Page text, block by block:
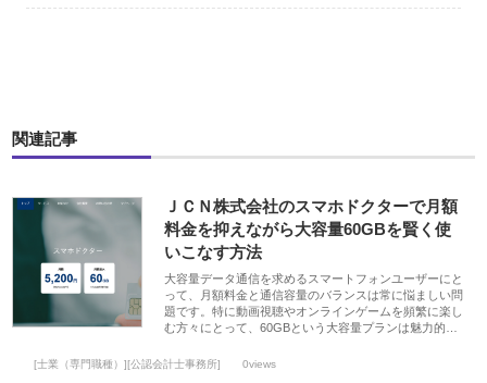
関連記事
ＪＣＮ株式会社のスマホドクターで月額
料金を抑えながら大容量60GBを賢く使
いこなす方法
大容量データ通信を求めるスマートフォンユーザーにと
って、月額料金と通信容量のバランスは常に悩ましい問
題です。特に動画視聴やオンラインゲームを頻繁に楽し
む方々にとって、60GBという大容量プランは魅力的…
[士業（専門職種）][公認会計士事務所] 0views